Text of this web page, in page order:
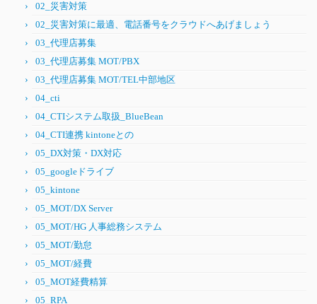
02_災害対策
02_災害対策に最適、電話番号をクラウドへあげましょう
03_代理店募集
03_代理店募集 MOT/PBX
03_代理店募集 MOT/TEL中部地区
04_cti
04_CTIシステム取扱_BlueBean
04_CTI連携 kintoneとの
05_DX対策・DX対応
05_googleドライブ
05_kintone
05_MOT/DX Server
05_MOT/HG 人事総務システム
05_MOT/勤怠
05_MOT/経費
05_MOT経費精算
05_RPA